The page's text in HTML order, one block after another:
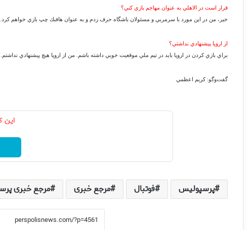
قرار است در الاهلي به عنوان مهاجم بازي كني؟
خير، من در اين مورد با سرمربي و مسئولان باشگاه حرف زدم و به عنوان هافبك چپ بازي خواهم كرد.
از اروپا پيشنهادي نداشتي؟
براي بازي كردن در اروپا بايد در تيم ملي موقعيت خوبي داشته باشم. من از اروپا هيچ پيشنهادي نداشتم.
گفت‌وگو: كريم اعظمي
این
پرسپولیس فوتبال مرجع خبری مرجع خبری